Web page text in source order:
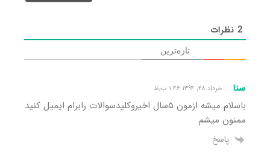
2نظرات
تازه‌ترین
سنا خرداد ۲۸, ۱۳۹۴ ۱:۴۶ ب٫ظ
باسلام میشه ازمون ۵سال اخیروکلیدسوالات رابرام ایمیل کنید
ممنون میشم
پاسخ